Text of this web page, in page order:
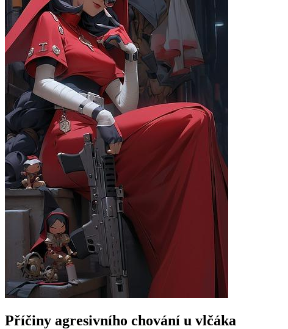
Příčiny agresivního chování u vlčáka